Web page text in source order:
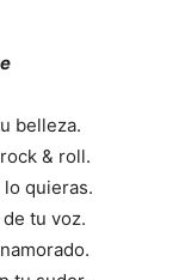
belleza.
& roll.
quieras.
tu voz.